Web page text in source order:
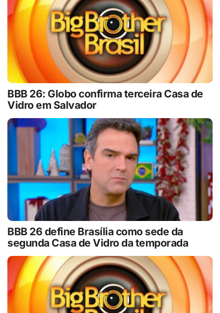
BBB 26: Globo confirma terceira Casa de
Vidro em Salvador
BBB 26 define Brasília como sede da
segunda Casa de Vidro da temporada